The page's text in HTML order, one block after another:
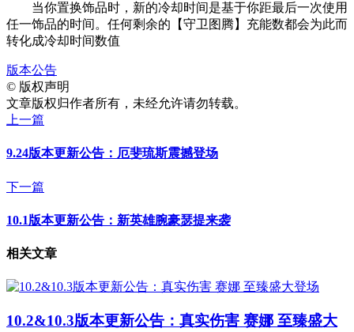
当你置换饰品时，新的冷却时间是基于你距最后一次使用
任一饰品的时间。任何剩余的【守卫图腾】充能数都会为此而
转化成冷却时间数值
版本公告
© 版权声明
文章版权归作者所有，未经允许请勿转载。
上一篇
9.24版本更新公告：厄斐琉斯震撼登场
下一篇
10.1版本更新公告：新英雄腕豪瑟提来袭
相关文章
10.2&10.3版本更新公告：真实伤害 赛娜 至臻盛大